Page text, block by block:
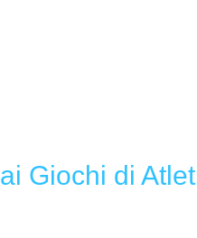
Giochi di